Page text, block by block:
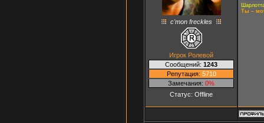
c'mon freckles
Игрок Ролевой
Сообщений: 1243
Репутация: 5710
Замечания: 0%
Статус: Offline
Ты –